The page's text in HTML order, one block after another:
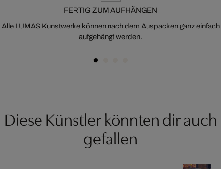
FERTIG ZUM AUFHÄNGEN
Alle LUMAS Kunstwerke können nach dem Auspacken ganz einfach
aufgehängt werden.
Diese Künstler könnten dir auch
gefallen